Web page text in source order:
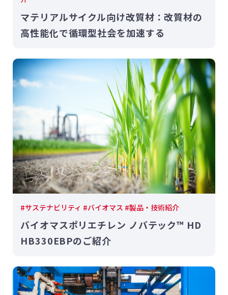
マテリアルサイクル向け改質材：改質材の
高性能化で循環型社会を加速する
#サステナビリティ #バイオマス #製品・技術紹介
バイオマスポリエチレン ノバテック™ HD
HB330EBPのご紹介